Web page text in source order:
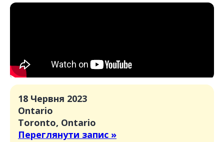
18 Червня 2023
Ontario
Toronto, Ontario
Переглянути запис »